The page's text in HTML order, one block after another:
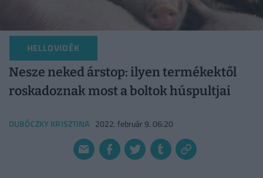
HELLOVIDÉK
Nesze neked árstop: ilyen termékektől
roskadoznak most a boltok húspultjai
DUBÓCZKY KRISZTINA 2022. február 9. 06:20